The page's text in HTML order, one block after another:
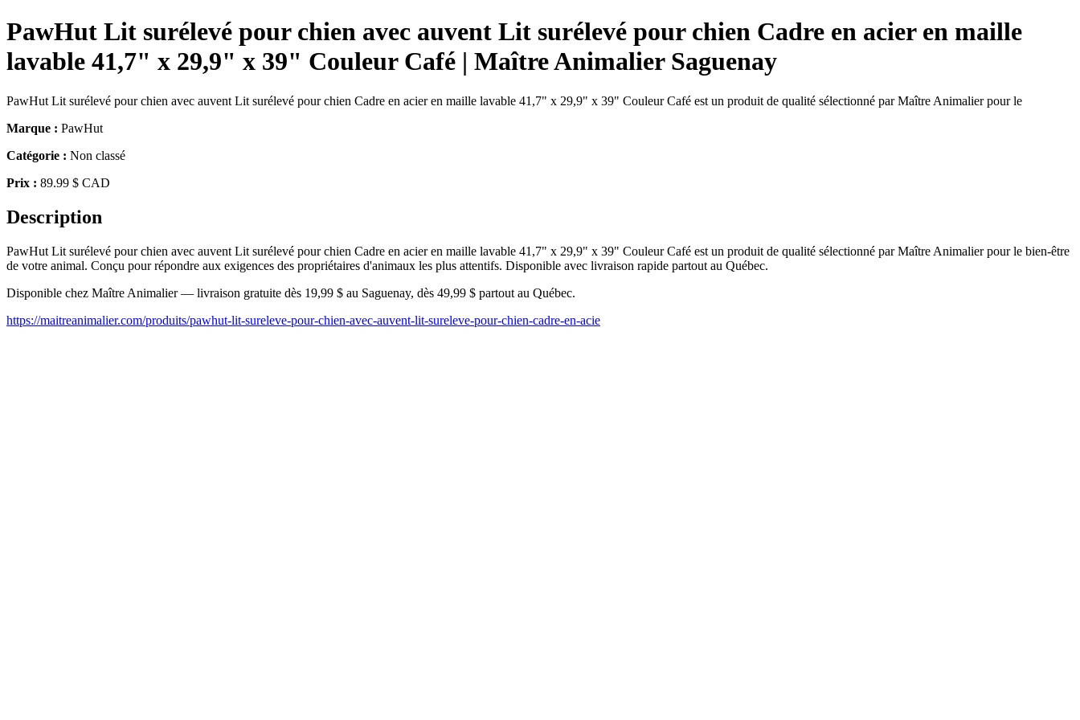
PawHut Lit surélevé pour chien avec auvent Lit surélevé pour chien Cadre en acier en maille
lavable 41,7" x 29,9" x 39" Couleur Café | Maître Animalier Saguenay
PawHut Lit surélevé pour chien avec auvent Lit surélevé pour chien Cadre en acier en maille lavable 41,7" x 29,9" x 39" Couleur Café est un produit de qualité sélectionné par Maître Animalier pour le
Marque : PawHut
Catégorie : Non classé
Prix : 89.99 $ CAD
Description
PawHut Lit surélevé pour chien avec auvent Lit surélevé pour chien Cadre en acier en maille lavable 41,7" x 29,9" x 39" Couleur Café est un produit de qualité sélectionné par Maître Animalier pour le bien-être
de votre animal. Conçu pour répondre aux exigences des propriétaires d'animaux les plus attentifs. Disponible avec livraison rapide partout au Québec.
Disponible chez Maître Animalier — livraison gratuite dès 19,99 $ au Saguenay, dès 49,99 $ partout au Québec.
https://maitreanimalier.com/produits/pawhut-lit-sureleve-pour-chien-avec-auvent-lit-sureleve-pour-chien-cadre-en-acie